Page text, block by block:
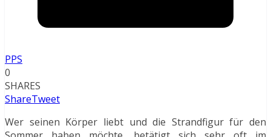
PPS
0
SHARES
ShareTweet
Wer seinen Körper liebt und die Strandfigur für den